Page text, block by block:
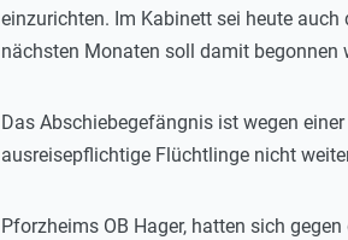
einzurichten. Im Kabinett sei heute
nächsten Monaten soll damit begonnen
Das Abschiebegefängnis ist wegen
ausreisepflichtige Flüchtlinge nicht
Pforzheims OB Hager, hatten sich